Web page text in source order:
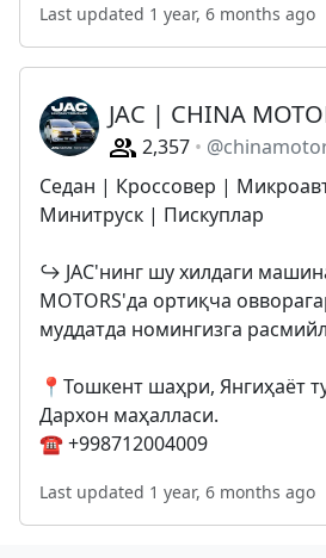
Last updated 1 year, 6 months ago
JAC | CHINA
2,357
Седан | Кроссовер |
Минитруск | Пискуплар
↪️ JAC'нинг шу хилдаги
MOTORS'да ортиқча
муддатда номингизга
📍Тошкент шаҳри, Янгиҳаёт
Дархон маҳалласи.
☎️ +998712004009
Last updated 1 year, 6 months ago